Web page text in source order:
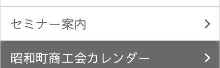
セミナー案内
昭和町商工会カレンダー